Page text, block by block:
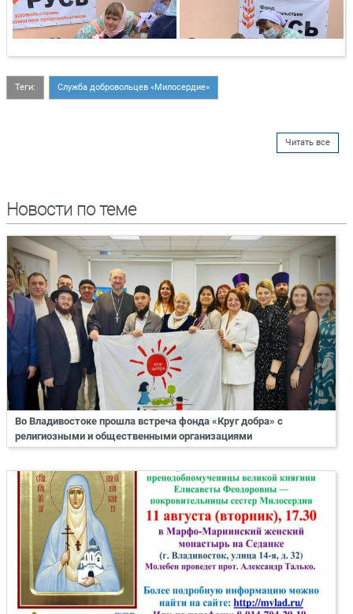
Теги: Служба добровольцев «Милосердие»
Читать все
Новости по теме
Во Владивостоке прошла встреча фонда «Круг добра» с
религиозными и общественными организациями